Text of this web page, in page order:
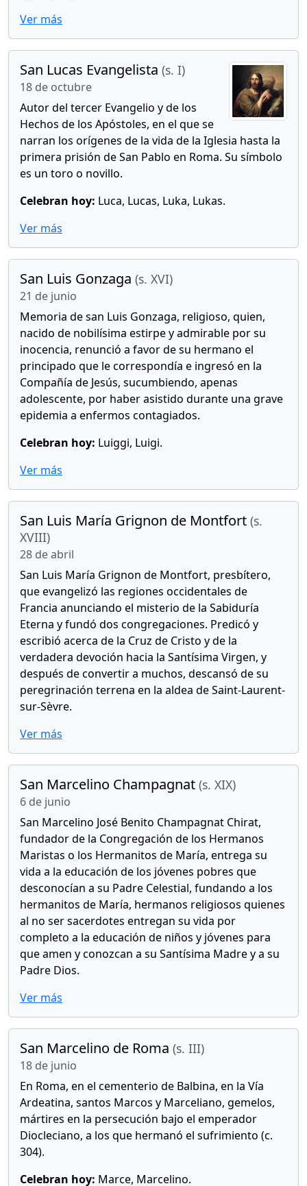
Ver más
San Lucas Evangelista (s. I)
18 de octubre
Autor del tercer Evangelio y de los
Hechos de los Apóstoles, en el que se
narran los orígenes de la vida de la Iglesia hasta la
primera prisión de San Pablo en Roma. Su símbolo
es un toro o novillo.
Celebran hoy: Luca, Lucas, Luka, Lukas.
Ver más
San Luis Gonzaga (s. XVI)
21 de junio
Memoria de san Luis Gonzaga, religioso, quien,
nacido de nobilísima estirpe y admirable por su
inocencia, renunció a favor de su hermano el
principado que le correspondía e ingresó en la
Compañía de Jesús, sucumbiendo, apenas
adolescente, por haber asistido durante una grave
epidemia a enfermos contagiados.
Celebran hoy: Luiggi, Luigi.
Ver más
San Luis María Grignon de Montfort (s.
XVIII)
28 de abril
San Luis María Grignon de Montfort, presbítero,
que evangelizó las regiones occidentales de
Francia anunciando el misterio de la Sabiduría
Eterna y fundó dos congregaciones. Predicó y
escribió acerca de la Cruz de Cristo y de la
verdadera devoción hacia la Santísima Virgen, y
después de convertir a muchos, descansó de su
peregrinación terrena en la aldea de Saint-Laurent-
sur-Sèvre.
Ver más
San Marcelino Champagnat (s. XIX)
6 de junio
San Marcelino José Benito Champagnat Chirat,
fundador de la Congregación de los Hermanos
Maristas o los Hermanitos de María, entrega su
vida a la educación de los jóvenes pobres que
desconocían a su Padre Celestial, fundando a los
hermanitos de María, hermanos religiosos quienes
al no ser sacerdotes entregan su vida por
completo a la educación de niños y jóvenes para
que amen y conozcan a su Santísima Madre y a su
Padre Dios.
Ver más
San Marcelino de Roma (s. III)
18 de junio
En Roma, en el cementerio de Balbina, en la Vía
Ardeatina, santos Marcos y Marceliano, gemelos,
mártires en la persecución bajo el emperador
Diocleciano, a los que hermanó el sufrimiento (c.
304).
Celebran hoy: Marce, Marcelino.